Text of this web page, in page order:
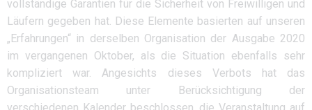
vollständige Garantien für die Sicherheit von Freiwilligen und
Läufern gegeben hat. Diese Elemente basierten auf unseren
„Erfahrungen“ in derselben Organisation der Ausgabe 2020
im vergangenen Oktober, als die Situation ebenfalls sehr
kompliziert war. Angesichts dieses Verbots hat das
Organisationsteam unter Berücksichtigung der